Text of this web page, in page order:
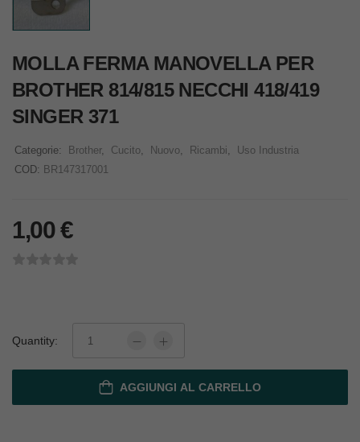
MOLLA FERMA MANOVELLA PER
BROTHER 814/815 NECCHI 418/419
SINGER 371
Categorie: Brother, Cucito, Nuovo, Ricambi,
Uso Industria
COD: BR147317001
1,00€
Quantity:
AGGIUNGI AL CARRELLO